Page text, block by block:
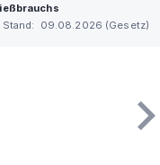
Stand: 09.08.2026 (Gesetz)